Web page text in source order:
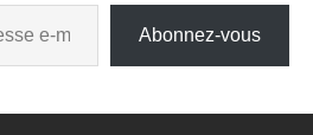
Abonnez-vous